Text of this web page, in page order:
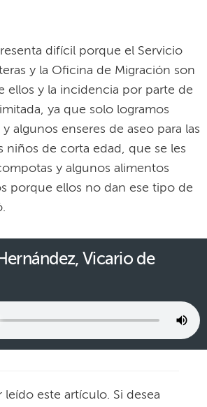
difícil porque el Servicio
y la Oficina de Migración son
ellos y la incidencia por parte de
ya que solo logramos
algunos enseres de aseo para las
niños de corta edad, que se les
y algunos alimentos
porque ellos no dan ese tipo de
Vicario de
leído este artículo. Si desea